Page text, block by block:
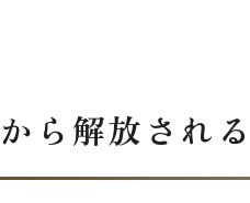
ら解放され